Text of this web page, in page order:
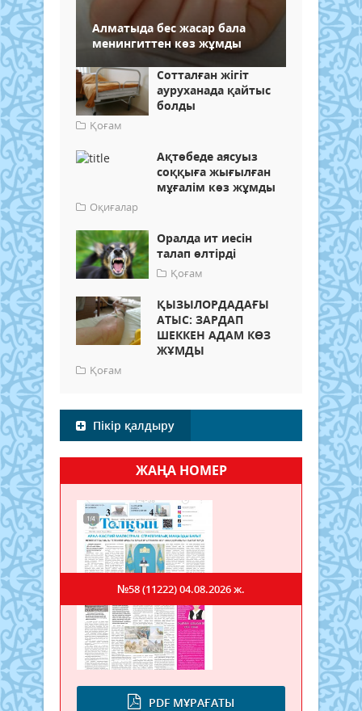
Алматыда бес жасар бала
менингиттен көз жұмды
Сотталған жігіт
ауруханада қайтыс
болды
Қоғам
Ақтөбеде аясуыз
соққыға жығылған
мұғалім көз жұмды
Оқиғалар
Оралда ит иесін
талап өлтірді
Қоғам
ҚЫЗЫЛОРДАДАҒЫ
АТЫС: ЗАРДАП
ШЕККЕН АДАМ КӨЗ
ЖҰМДЫ
Қоғам
Пікір қалдыру
ЖАҢА НОМЕР
PDF МҰРАҒАТЫ
№58 (11222)04.08.2026 ж.